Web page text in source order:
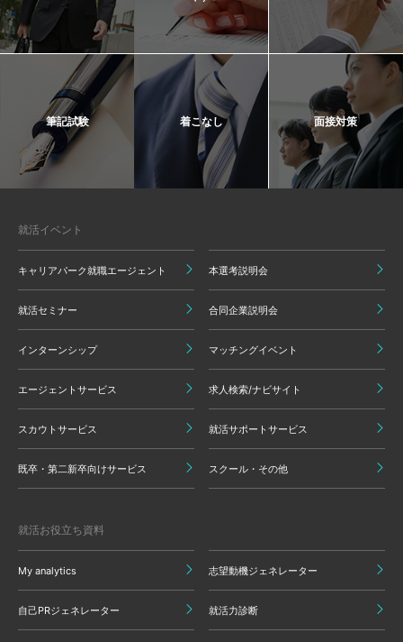
筆記試験 着こなし 面接対策
就活イベント
キャリアパーク就職エージェント 本選考説明会
就活セミナー 合同企業説明会
インターンシップ マッチングイベント
エージェントサービス 求人検索/ナビサイト
スカウトサービス 就活サポートサービス
既卒・第二新卒向けサービス スクール・その他
就活お役立ち資料
My analytics 志望動機ジェネレーター
自己PRジェネレーター 就活力診断